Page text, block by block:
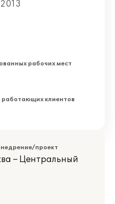
рабочих мест
работающих клиентов
проект
– Центральный